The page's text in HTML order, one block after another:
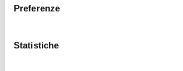
Preferenze
Statistiche
un occhio al meteo in tempo